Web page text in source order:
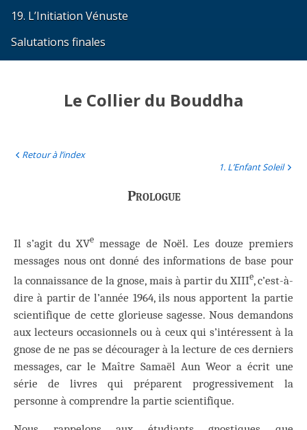
19. L’Initiation Vénuste
Salutations finales
Le Collier du Bouddha
Retour à l’index
1. L’Enfant Soleil
Prologue
Il s’agit du XVe message de Noël. Les douze premiers
messages nous ont donné des informations de base pour
la connaissance de la gnose, mais à partir du XIIIe, c’est-à-
dire à partir de l’année 1964, ils nous apportent la partie
scientifique de cette glorieuse sagesse. Nous demandons
aux lecteurs occasionnels ou à ceux qui s’intéressent à la
gnose de ne pas se décourager à la lecture de ces derniers
messages, car le Maître Samaël Aun Weor a écrit une
série de livres qui préparent progressivement la
personne à comprendre la partie scientifique.